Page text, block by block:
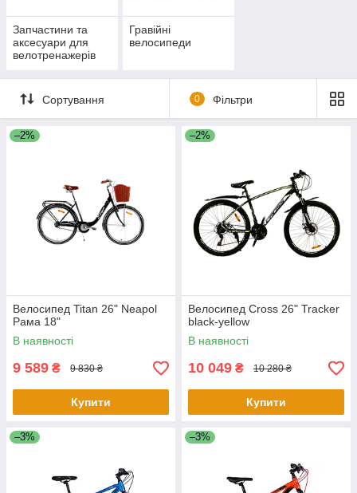
Запчастини та
аксесуари для
велотренажерів
Гравійні
велосипеди
Сортування 0 Фільтри
–2%
Велосипед Titan 26" Neapol
Рама 18"
В наявності
9 589 ₴ 9 830 ₴
Купити
–2%
Велосипед Cross 26" Tracker
black-yellow
В наявності
10 049 ₴ 10 280 ₴
Купити
–3% –3%